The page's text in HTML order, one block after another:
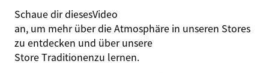
Schaue dir diesesVideo
an, um mehr über die Atmosphäre in unseren Stores
zu entdecken und über unsere
Store Traditionenzu lernen.